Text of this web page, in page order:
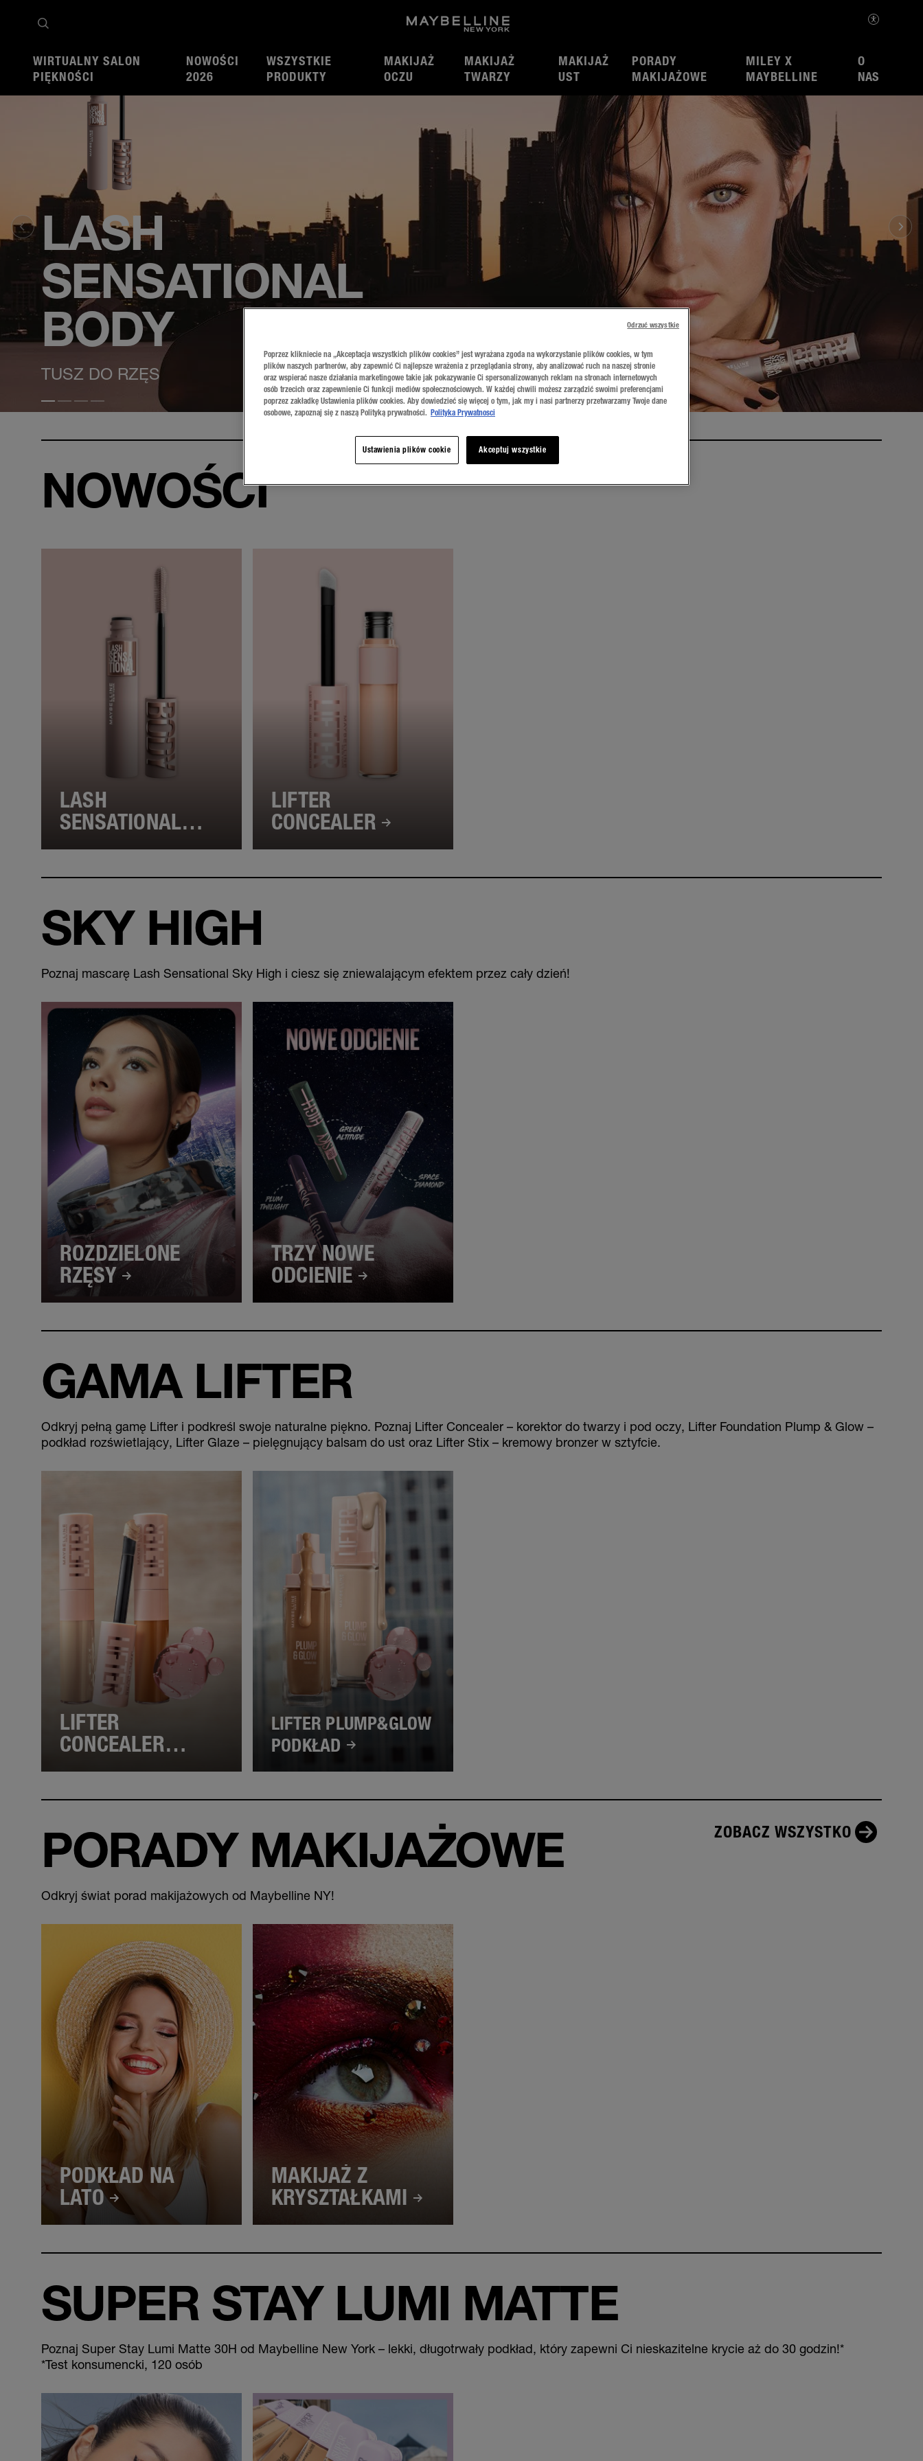
WIRTUALNY SALON
PIĘKNOŚCI
NOWOŚCI
2026
WSZYSTKIE
PRODUKTY
MAKIJAŻ
OCZU
MAKIJAŻ
TWARZY
MAKIJAŻ
UST
PORADY
MAKIJAŻOWE
MILEY X
MAYBELLINE
O
NAS
LASH
SENSATIONAL
BODY
TUSZ DO RZĘS
Test slajdu 1
Test slajdu 2
Test slajdu 3
Test slajdu 4
NOWOŚCI
LASH
SENSATIONAL
BODY
LIFTER
CONCEALER
SKY HIGH
Poznaj mascarę Lash Sensational Sky High i ciesz się zniewalającym efektem przez cały dzień!
ROZDZIELONE
RZĘSY
TRZY NOWE
ODCIENIE
GAMA LIFTER
Odkryj pełną gamę Lifter i podkreśl swoje naturalne piękno. Poznaj Lifter Concealer – korektor do twarzy i pod oczy, Lifter Foundation Plump & Glow –
podkład rozświetlający, Lifter Glaze – pielęgnujący balsam do ust oraz Lifter Stix – kremowy bronzer w sztyfcie.
LIFTER
CONCEALER
KOREKTOR
LIFTER PLUMP&GLOW
PODKŁAD
PORADY MAKIJAŻOWE
Odkryj świat porad makijażowych od Maybelline NY!
ZOBACZ WSZYSTKO
PODKŁAD NA
LATO
MAKIJAŻ Z
KRYSZTAŁKAMI
SUPER STAY LUMI MATTE
Poznaj Super Stay Lumi Matte 30H od Maybelline New York – lekki, długotrwały podkład, który zapewni Ci nieskazitelne krycie aż do 30 godzin!*
*Test konsumencki, 120 osób
Poprzez klikniecie na „Akceptacja wszystkich plików cookies” jest wyrażana zgoda na wykorzystanie plików cookies, w tym
plików naszych partnerów, aby zapewnić Ci najlepsze wrażenia z przeglądania strony, aby analizować ruch na naszej stronie
oraz wspierać nasze działania marketingowe takie jak pokazywanie Ci spersonalizowanych reklam na stronach internetowych
osób trzecich oraz zapewnienie Ci funkcji mediów społecznościowych. W każdej chwili możesz zarządzić swoimi preferencjami
poprzez zakładkę Ustawienia plików cookies. Aby dowiedzieć się więcej o tym, jak my i nasi partnerzy przetwarzamy Twoje dane
osobowe, zapoznaj się z naszą Polityką prywatności. Polityka Prywatnosci
Ustawienia plików cookie Akceptuj wszystkie
Odrzuć wszystkie